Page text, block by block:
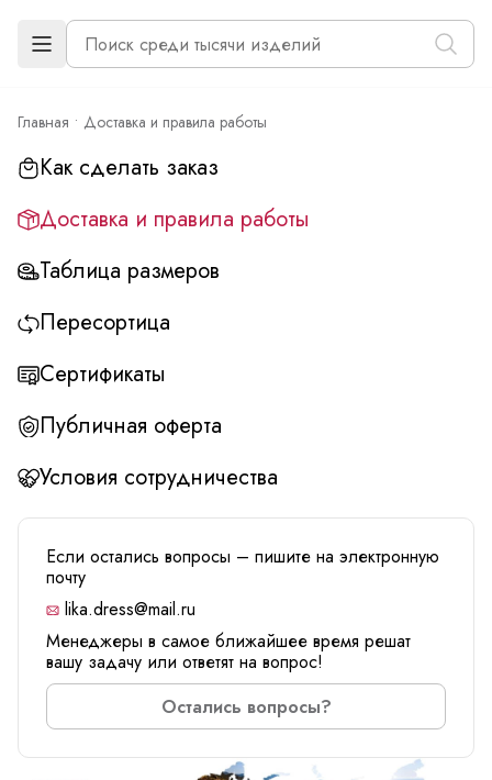
Главная Доставка и правила работы
Как сделать заказ
Доставка и правила работы
Таблица размеров
Пересортица
Сертификаты
Публичная оферта
Условия сотрудничества
Если остались вопросы – пишите на электронную
почту
lika.dress@mail.ru
Менеджеры в самое ближайшее время решат
вашу задачу или ответят на вопрос!
Остались вопросы?